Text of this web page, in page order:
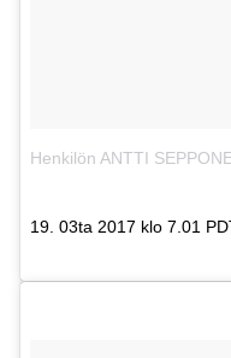
Henkilön ANTTI
19. 03ta 2017 klo 7.01